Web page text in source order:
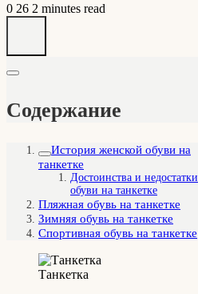
0 26 2 minutes read
Содержание
История женской обуви на
танкетке
Достоинства и недостатки
обуви на танкетке
Пляжная обувь на танкетке
Зимняя обувь на танкетке
Спортивная обувь на танкетке
Танкетка